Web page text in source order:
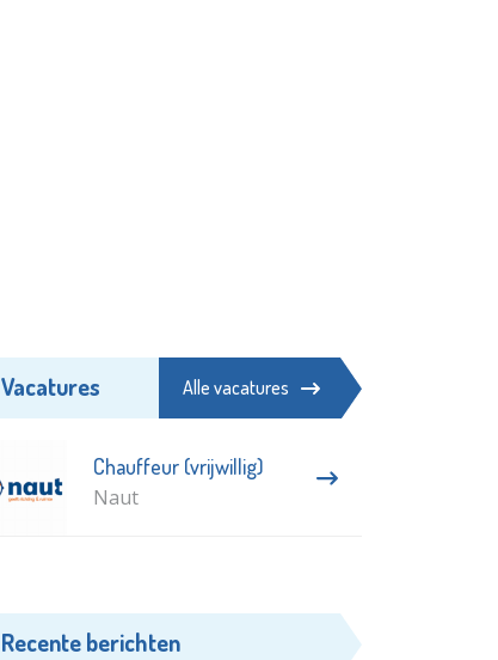
Vacatures Alle vacatures
Chauffeur (vrijwillig)
Naut
Recente berichten